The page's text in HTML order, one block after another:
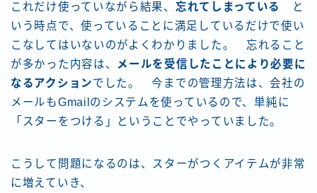
これだけ使っていながら結果、 忘れてしまっている
と
いう時点で、使っていることに満足しているだけで使い
こなしてはいないのがよくわかりました。 忘れること
が多かった内容は、 メールを受信したことにより必要に
なるアクションでした。 今までの管理方法は、会社の
メールもGmailのシステムを使っているので、単純に
「スターをつける」ということでやっていました。
こうして問題になるのは、スターがつくアイテムが非常
に増えていき、